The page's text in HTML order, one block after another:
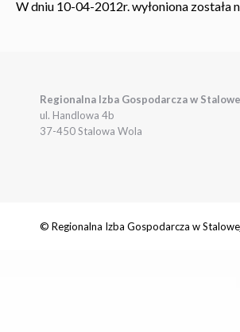
W dniu 10-04-2012r. wyłoniona została
Regionalna Izba Gospodarcza w
ul. Handlowa 4b
37-450 Stalowa Wola
© Regionalna Izba Gospodarcza w